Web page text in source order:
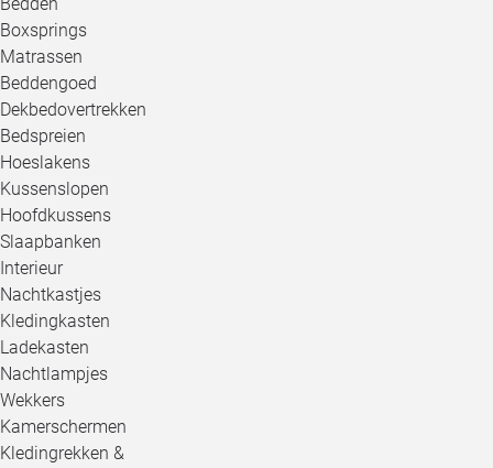
Boxsprings
Matrassen
Beddengoed
Dekbedovertrekken
Bedspreien
Hoeslakens
Kussenslopen
Hoofdkussens
Slaapbanken
Interieur
Nachtkastjes
Kledingkasten
Ladekasten
Nachtlampjes
Wekkers
Kamerschermen
Kledingrekken &